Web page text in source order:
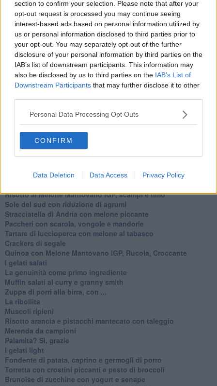
section to confirm your selection. Please note that after your
opt-out request is processed you may continue seeing
interest-based ads based on personal information utilized by
us or personal information disclosed to third parties prior to
your opt-out. You may separately opt-out of the further
disclosure of your personal information by third parties on the
IAB’s list of downstream participants. This information may
also be disclosed by us to third parties on the IAB’s List of
Downstream Participants that may further disclose it to other
Personal Data Processing Opt Outs
CONFIRM
Data Deletion Data Access Privacy Policy
Ti potrebbe interessare anche:
Articoli dal Blog “Raccontare di Gusto” di Rubina Rovini
Vellutata di cime di rapa al cumino e latte di cocco
Spaghetti con crema di zucca e...
Crostatina con crema al grana padano, gelatina al melone e
lavanda
Meloncino, liquore al melone mantovano IGP
Gelato al melone mantovano
Liquore al melone mantovano igp e peperoncino
Melone mantovano IGP liquido con crostacei e molluschi
Carpaccio di manzo con caprino al melone mantovano
Cupcake al melone con frosting al mascarpone
Gnocchetti al pesto di melone mantovano IGP
Tartare di fassona con melone,grue di cacao e timo
Cheesecake al melone mantovano IGP
Risotto al Melone Mantovano IGP, scampi e timo
Sole del sud con riduzione di agrumi
Stracciatella di Andria con melone piccante
Paccheri con scarola, vongole e mandorle
Tartare di luccioperca con melone al tabasco
Crackers di segale
Quinoa con Melone Mantovano IGP, Rucola, Croccante
I gelati salati
La genuinità come primo ingrediente
Muffin salati al curry e granny smith
Zuppa di porri alla birra, con ...
La ribollita
Muscoli ripieni
Risotto arancia e pistacchi mantecato con taleggio
Merenda da campioni
Palamita? Sì, grazie
I gelati light
Fondente di patata, caprino e germogli di porro
Torretta con crostini piccanti e pesto di broccoli
Brunoise di zucchine con yogurt e senape